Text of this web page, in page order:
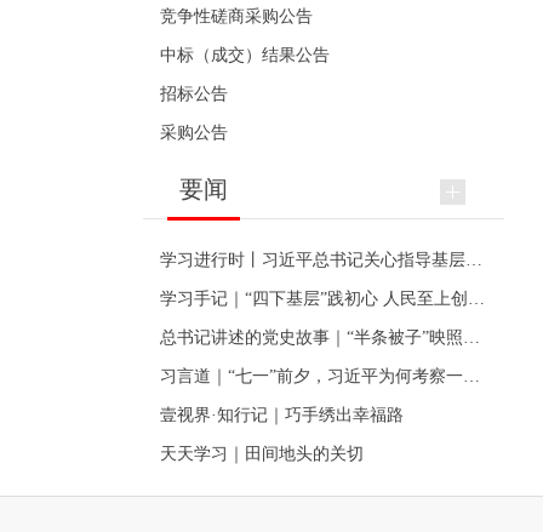
竞争性磋商采购公告
中标（成交）结果公告
招标公告
采购公告
要闻
壹视界·知行记｜巧手绣出幸福路
天天学习｜田间地头的关切